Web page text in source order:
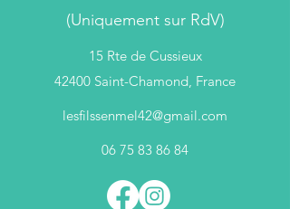
(Uniquement sur RdV)
15 Rte de Cussieux
42400 Saint-Chamond, France
lesfilssenmel42@gmail.com
06 75 83 86 84